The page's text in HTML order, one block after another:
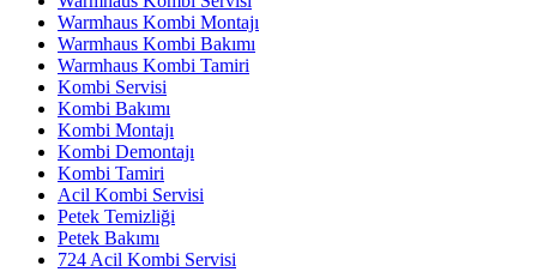
Warmhaus Kombi Montajı
Warmhaus Kombi Bakımı
Warmhaus Kombi Tamiri
Kombi Servisi
Kombi Bakımı
Kombi Montajı
Kombi Demontajı
Kombi Tamiri
Acil Kombi Servisi
Petek Temizliği
Petek Bakımı
724 Acil Kombi Servisi